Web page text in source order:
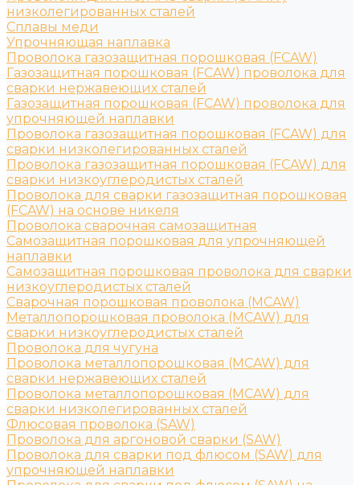
низколегированных сталей
Сплавы меди
Упрочняющая наплавка
Проволока газозащитная порошковая (FCAW)
Газозащитная порошковая (FCAW) проволока для
сварки нержавеющих сталей
Газозащитная порошковая (FCAW) проволока для
упрочняющей наплавки
Проволока газозащитная порошковая (FCAW) для
сварки низколегированных сталей
Проволока газозащитная порошковая (FCAW) для
сварки низкоуглеродистых сталей
Проволока для сварки газозащитная порошковая
(FCAW) на основе никеля
Проволока сварочная самозащитная
Самозащитная порошковая для упрочняющей
наплавки
Самозащитная порошковая проволока для сварки
низкоуглеродистых сталей
Сварочная порошковая проволока (MCAW)
Металлопорошковая проволока (MCAW) для
сварки низкоуглеродистых сталей
Проволока для чугуна
Проволока металлопорошковая (MCAW) для
сварки нержавеющих сталей
Проволока металлопорошковая (MCAW) для
сварки низколегированных сталей
Флюсовая проволока (SAW)
Проволока для аргоновой сварки (SAW)
Проволока для сварки под флюсом (SAW) для
упрочняющей наплавки